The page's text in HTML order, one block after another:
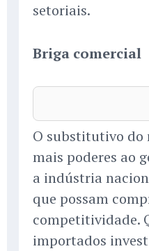
setoriais.
Briga comercial
O substitutivo do
mais poderes ao
a indústria
que possam
competitividade.
importados